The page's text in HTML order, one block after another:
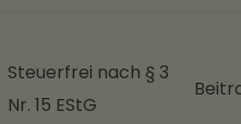
Steuerfrei nach § 3
Nr. 15 EStG